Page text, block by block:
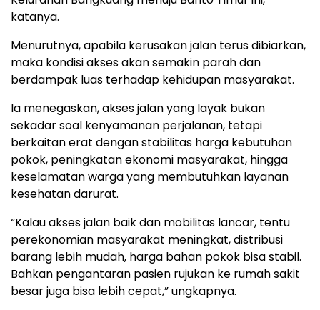
katanya.
Menurutnya, apabila kerusakan jalan terus dibiarkan,
maka kondisi akses akan semakin parah dan
berdampak luas terhadap kehidupan masyarakat.
Ia menegaskan, akses jalan yang layak bukan
sekadar soal kenyamanan perjalanan, tetapi
berkaitan erat dengan stabilitas harga kebutuhan
pokok, peningkatan ekonomi masyarakat, hingga
keselamatan warga yang membutuhkan layanan
kesehatan darurat.
“Kalau akses jalan baik dan mobilitas lancar, tentu
perekonomian masyarakat meningkat, distribusi
barang lebih mudah, harga bahan pokok bisa stabil.
Bahkan pengantaran pasien rujukan ke rumah sakit
besar juga bisa lebih cepat,” ungkapnya.